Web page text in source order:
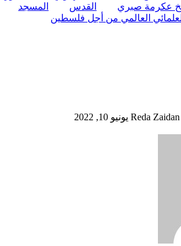
عكرمة صبري القدس
المسجد
العالمي من أجل فلسطين
Reda Zaidan يونيو 10, 2022